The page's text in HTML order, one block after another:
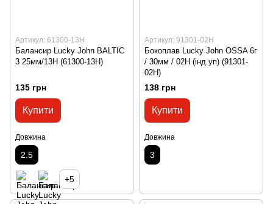
Артикул: 61300-13H
Балансир Lucky John BALTIC
3 25мм/13H (61300-13H)
135 грн
Купити
Довжина
2.5
+5
Артикул: 91301-02H
Бокоплав Lucky John OSSA 6г
/ 30мм / 02Н (інд.уп) (91301-
02H)
138 грн
Купити
Довжина
3